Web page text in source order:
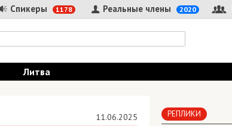
Спикеры 1178 Реальные члены 2020
Литва
11.06.2025 РЕПЛИКИ